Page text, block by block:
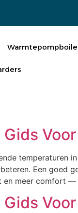
temperaturen
Een goed
en meer comfort